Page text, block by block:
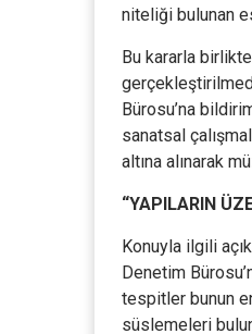
niteliği bulunan
Bu kararla
Bürosu’na
sanatsal
altına alınarak
“YAPILARIN
Konuyla ilgili
Denetim
tespitler bunun
süslemeleri